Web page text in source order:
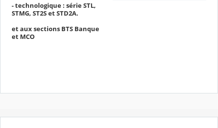
- technologique : série STL,
STMG, ST2S et STD2A.
et aux sections BTS Banque
et MCO